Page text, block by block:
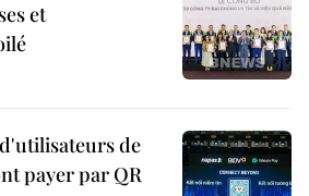
et
de
payer par QR